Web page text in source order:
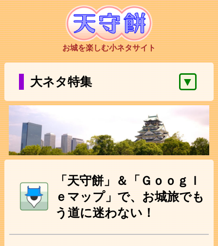
お城を楽しむ小ネタサイト
大ネタ特集 ▼
「天守餅」＆「Ｇｏｏｇｌ
ｅマップ」で、お城旅でも
う道に迷わない！